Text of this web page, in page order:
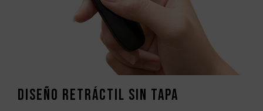
Diseño retráctil sin tapa